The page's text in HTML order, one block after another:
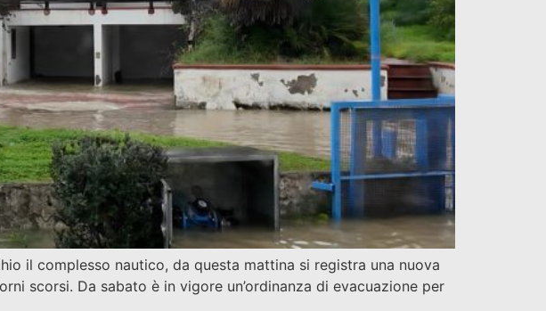
il complesso nautico, da questa mattina si registra una nuova
scorsi. Da sabato è in vigore un’ordinanza di evacuazione per